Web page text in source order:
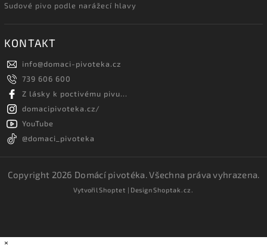
Sudové pivo podle narážecí hlavy
KONTAKT
info@domaci-pivoteka.cz
739 606 600
Z lásky k poctivému pivu...
domacipivoteka.cz/
YouTube
@domaci_pivoteka
Copyright 2026 Domácí pivotéka. Všechna práva vyhrazena.
VytvořilShoptet | DesignShoptak.cz.
×